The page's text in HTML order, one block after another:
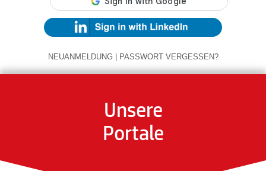
NEUANMELDUNG | PASSWORT VERGESSEN?
Unsere
Portale